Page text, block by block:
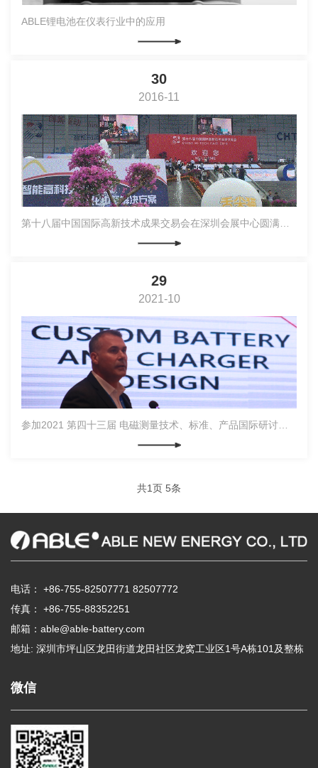
ABLE锂电池在仪表行业中的应用
30
2016-11
29
2021-10
参加2021 第四十三届 电磁测量技术、标准、产品国际研讨会及展会
共1页 5条
电话： +86-755-82507771 82507772
传真： +86-755-88352251
邮箱： able@able-battery.com
地址: 深圳市坪山区龙田街道龙田社区龙窝工业区1号A栋101及整栋
微信